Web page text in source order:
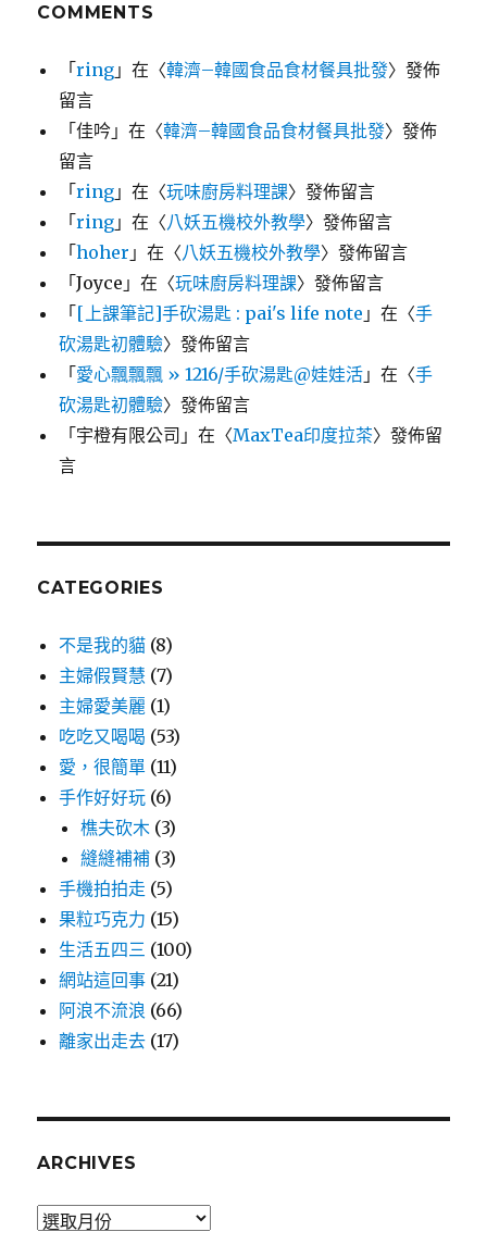
COMMENTS
「ring 」在〈韓濟–韓國食品食材餐具批發〉發佈
留言
「佳吟 」在〈韓濟–韓國食品食材餐具批發〉發佈
留言
「ring 」在〈玩味廚房料理課〉發佈留言
「ring 」在〈八妖五機校外教學〉發佈留言
「hoher 」在〈八妖五機校外教學〉發佈留言
「Joyce 」在〈玩味廚房料理課〉發佈留言
「[上課筆記]手砍湯匙 : pai's life note 」在〈手
砍湯匙初體驗〉發佈留言
「愛心飄飄飄 » 1216/手砍湯匙@娃娃活 」在〈手
砍湯匙初體驗〉發佈留言
「宇橙有限公司 」在〈MaxTea印度拉茶〉發佈留
言
CATEGORIES
不是我的貓 (8)
主婦假賢慧 (7)
主婦愛美麗 (1)
吃吃又喝喝 (53)
愛，很簡單 (11)
手作好好玩 (6)
樵夫砍木 (3)
縫縫補補 (3)
手機拍拍走 (5)
果粒巧克力 (15)
生活五四三 (100)
網站這回事 (21)
阿浪不流浪 (66)
離家出走去 (17)
ARCHIVES
Archives